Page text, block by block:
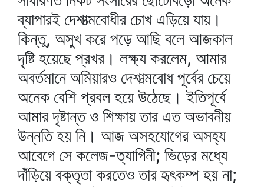
ব্যাপারই দেশাত্মবোধীর চোখ এড়িয়ে যায়।
কিন্তু, অসুখ করে পড়ে আছি বলে আজকাল
দৃষ্টি হয়েছে প্রখর। লক্ষ্য করলেম, আমার
অবর্তমানে অমিয়ারও দেশাত্মবোধ পূর্বের চেয়ে
অনেক বেশি প্রবল হয়ে উঠেছে। ইতিপূর্বে
আমার দৃষ্টান্ত ও শিক্ষায় তার এত অভাবনীয়
উন্নতি হয় নি। আজ অসহযোগের অসহ্য
আবেগে সে কলেজ-ত্যাগিনী; ভিড়ের মধ্যে
দাঁড়িয়ে বক্তৃতা করতেও তার হৃৎকম্প হয় না;